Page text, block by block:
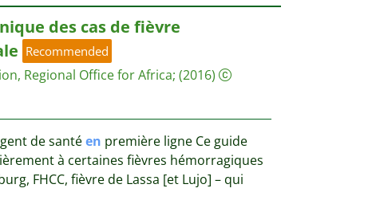
des cas de fièvre
Recommended
Regional Office for Africa; (2016)
de santéen première ligne Ce guide
à certaines fièvres hémorragiques
FHCC, fièvre de Lassa [et Lujo] – qui